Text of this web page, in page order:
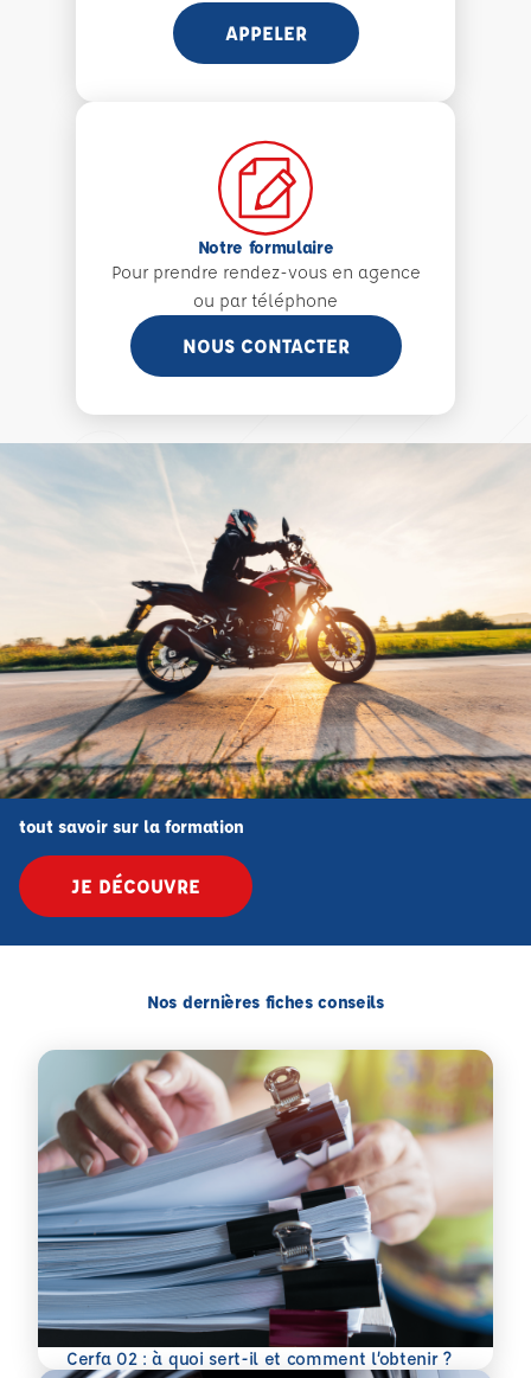
APPELER
Notre formulaire
Pour prendre rendez-vous en agence
ou par téléphone
NOUS CONTACTER
tout savoir sur la formation
JE DÉCOUVRE
Nos dernières fiches conseils
Cerfa 02 : à quoi sert-il et comment l’obtenir ?
En savoir plus